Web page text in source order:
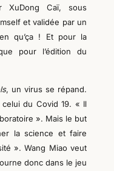
XuDong Caï, sous
et validée par un
qu’ça ! Et pour la
pour l’édition du
, un virus se répand.
celui du Covid 19. « Il
». Mais le but
la science et faire
». Wang Miao veut
donc dans le jeu